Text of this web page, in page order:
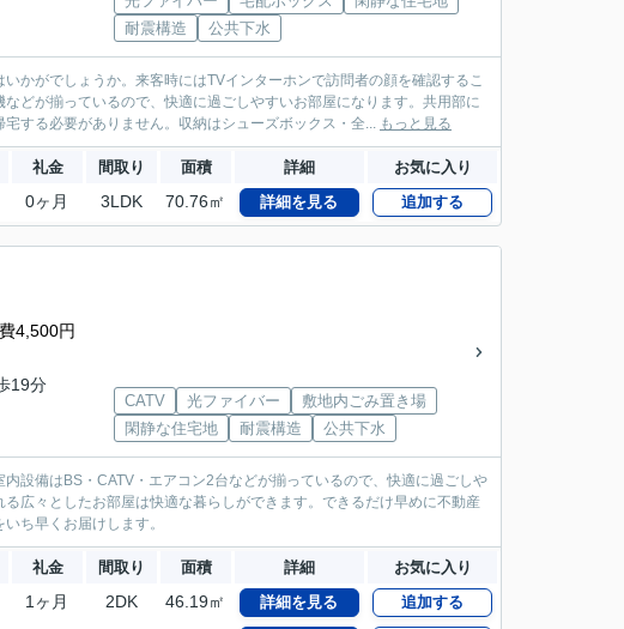
耐震構造
公共下水
かがでしょうか。来客時にはTVインターホンで訪問者の顔を確認するこ
どが揃っているので、快適に過ごしやすいお部屋になります。共用部に
する必要がありません。収納はシューズボックス・全... もっと見る
礼金 間取り 面積 詳細 お気に入り
0ヶ月 3LDK 70.76㎡ 詳細を見る 追加する
4,500円
19分
CATV 光ファイバー
敷地内ごみ置き場
閑静な住宅地
耐震構造 公共下水
設備はBS・CATV・エアコン2台などが揃っているので、快適に過ごしや
広々としたお部屋は快適な暮らしができます。できるだけ早めに不動産
ち早くお届けします。
礼金 間取り 面積 詳細 お気に入り
1ヶ月 2DK 46.19㎡ 詳細を見る 追加する